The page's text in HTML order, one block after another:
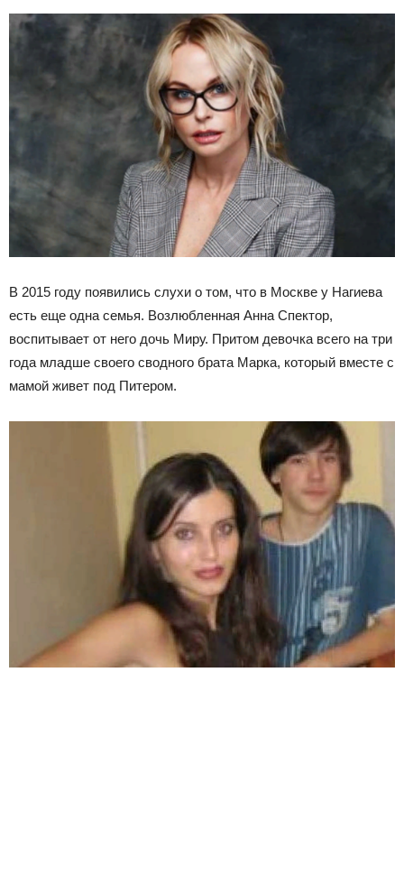
В 2015 году появились слухи о том, что в Москве у Нагиева
есть еще одна семья. Возлюбленная Анна Спектор,
воспитывает от него дочь Миру. Притом девочка всего на три
года младше своего сводного брата Марка, который вместе с
мамой живет под Питером.